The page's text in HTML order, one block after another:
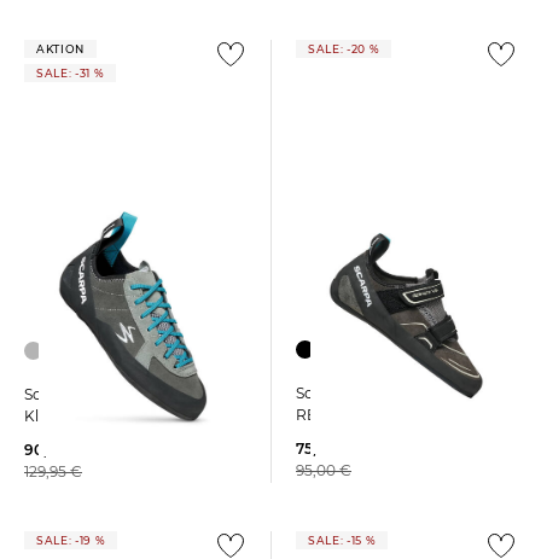
AKTION
SALE: -31 %
Scarpa | Herren
Kletterschuhe HELIX
90,25 €
129,95 €
SALE: -20 %
Scarpa | Kletterschuhe
REFLEX VS
75,89 €
95,00 €
SALE: -19 % SALE: -15 %